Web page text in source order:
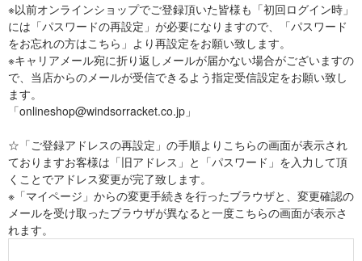
※以前オンラインショップでご登録頂いた皆様も「初回ログイン時」
には「パスワードの再設定」が必要になりますので、「パスワード
をお忘れの方はこちら」より再設定をお願い致します。
※キャリアメール宛に折り返しメールが届かない場合がございますの
で、当店からのメールが受信できるよう指定受信設定をお願い致し
ます。
「onlineshop@windsorracket.co.jp」
☆「ご登録アドレスの再設定」の手順よりこちらの画面が表示され
ておりますお客様は「旧アドレス」と「パスワード」を入力して頂
くことでアドレス変更が完了致します。
※「マイページ」からの変更手続きを行ったブラウザと、変更確認の
メールを受け取ったブラウザが異なると一度こちらの画面が表示さ
れます。